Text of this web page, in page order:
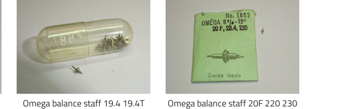
Omega balance staff 19.4 19.4T
Omega balance staff 20F 220 230